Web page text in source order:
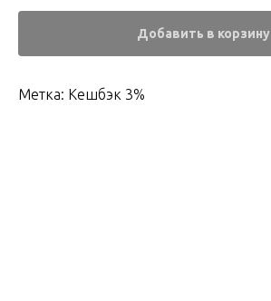
Добавить в корзину
Метка: Кешбэк 3%